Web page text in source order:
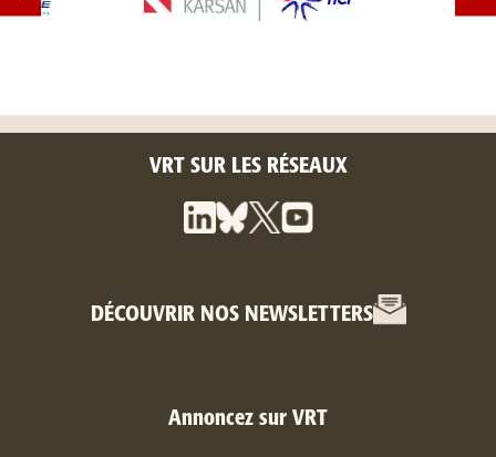
VRT SUR LES RÉSEAUX
DÉCOUVRIR NOS NEWSLETTERS
Annoncez sur VRT